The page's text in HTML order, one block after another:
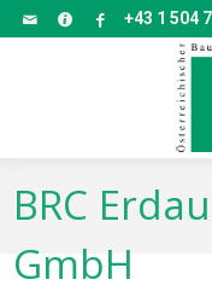
+43 1 504
BRC
GmbH